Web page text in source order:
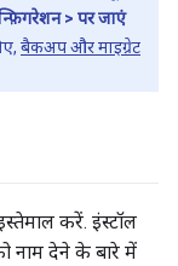
> पर जाएं
बैकअप और माइग्रेट
करें. इंस्टॉल
नाम देने के बारे में